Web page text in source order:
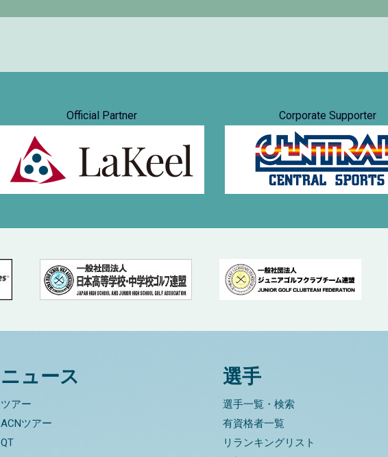
Official Partner Corporate Supporter
ニュース
ツアー
ACNツアー
QT
選手
選手一覧・検索
有資格者一覧
リランキングリスト